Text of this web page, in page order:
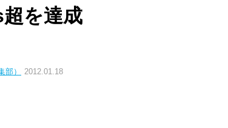
を達成
部） 2012.01.18